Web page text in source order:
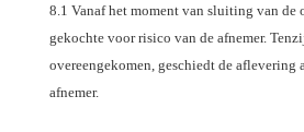
8.1 Vanaf het moment van sluiting van de
gekochte voor risico van de afnemer.
overeengekomen, geschiedt de aflevering
afnemer.